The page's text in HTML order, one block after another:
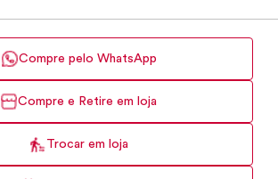
Compre pelo WhatsApp
Compre e Retire em loja
Trocar em loja